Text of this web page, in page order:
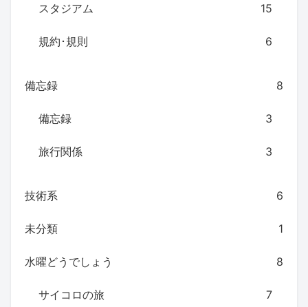
スタジアム 15
規約･規則 6
備忘録 8
備忘録 3
旅行関係 3
技術系 6
未分類 1
水曜どうでしょう 8
サイコロの旅 7